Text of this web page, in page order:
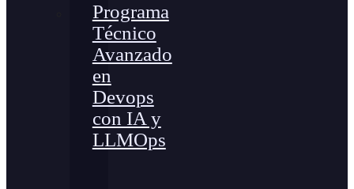
Programa
Técnico
Avanzado
en
Devops
con IA y
LLMOps